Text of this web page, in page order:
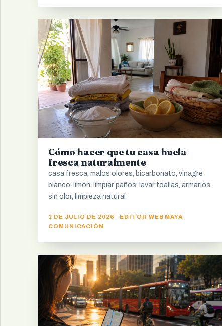
Cómo hacer que tu casa huela
fresca naturalmente
casa fresca, malos olores, bicarbonato, vinagre
blanco, limón, limpiar paños, lavar toallas, armarios
sin olor, limpieza natural
1 DE JULIO DE 2026 · EDITOR WEB MAYA
COMUNICACIÓN